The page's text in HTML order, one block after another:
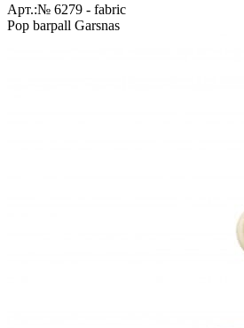
Арт.:№ 6279 - fabric
Pop barpall Garsnas